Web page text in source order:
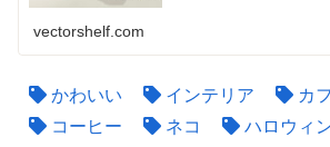
vectorshelf.com
かわいい インテリア カ
コーヒー
ネコ ハロウィ